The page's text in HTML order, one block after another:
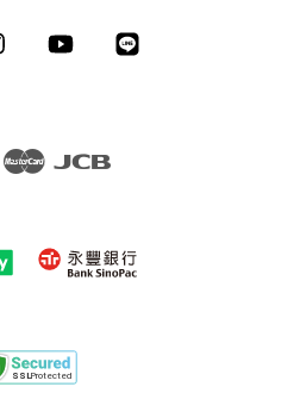
Instagram YouTube
Visa Master